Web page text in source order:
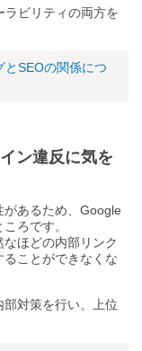
ラビリティの両方を
SEOの関係につ
ン違反に気を
あるため、Google
ろです。
ほどの内部リンク
ことができなくな
対策を行い、上位